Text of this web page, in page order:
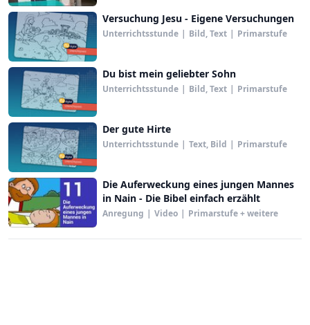
Versuchung Jesu - Eigene Versuchungen
Unterrichtsstunde | Bild, Text | Primarstufe
Du bist mein geliebter Sohn
Unterrichtsstunde | Bild, Text | Primarstufe
Der gute Hirte
Unterrichtsstunde | Text, Bild | Primarstufe
Die Auferweckung eines jungen Mannes
in Nain - Die Bibel einfach erzählt
Anregung | Video | Primarstufe + weitere